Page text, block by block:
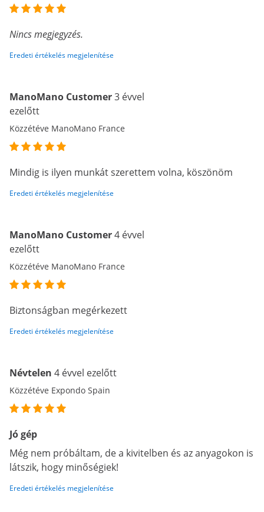
Nincs megjegyzés.
Eredeti értékelés megjelenítése
ManoMano Customer3 évvel
ezelőtt
Közzétéve ManoMano France
Mindig is ilyen munkát szerettem volna, köszönöm
Eredeti értékelés megjelenítése
ManoMano Customer4 évvel
ezelőtt
Közzétéve ManoMano France
Biztonságban megérkezett
Eredeti értékelés megjelenítése
Névtelen 4 évvel ezelőtt
Közzétéve Expondo Spain
Jó gép
Még nem próbáltam, de a kivitelben és az anyagokon is
látszik, hogy minőségiek!
Eredeti értékelés megjelenítése